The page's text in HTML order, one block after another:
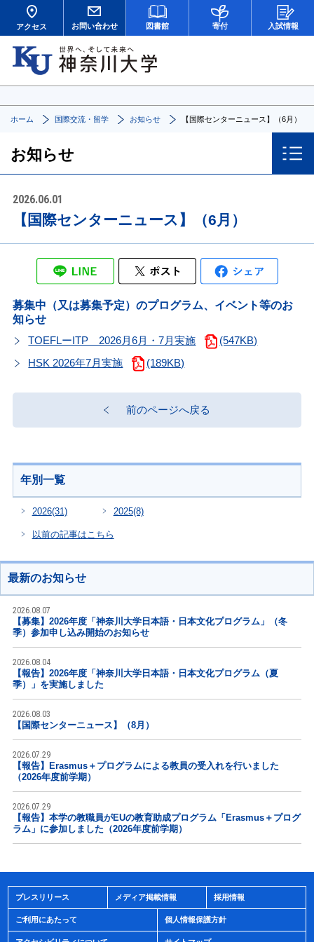
アクセス お問い合わせ 図書館 寄付 入試情報
ホーム 国際交流・留学 お知らせ 【国際センターニュース】（6月）
お知らせ
2026.06.01
【国際センターニュース】（6月）
募集中（又は募集予定）のプログラム、イベント等のお
知らせ
TOEFLーITP 2026月6月・7月実施
(547KB)
HSK 2026年7月実施
(189KB)
前のページへ戻る
年別一覧
2026(31) 2025(8)
以前の記事はこちら
最新のお知らせ
2026.08.07
【募集】2026年度「神奈川大学日本語・日本文化プログラム」（冬
季）参加申し込み開始のお知らせ
2026.08.04
【報告】2026年度「神奈川大学日本語・日本文化プログラム（夏
季）」を実施しました
2026.08.03
【国際センターニュース】（8月）
2026.07.29
【報告】Erasmus＋プログラムによる教員の受入れを行いました
（2026年度前学期）
2026.07.29
【報告】本学の教職員がEUの教育助成プログラム「Erasmus＋プログ
ラム」に参加しました（2026年度前学期）
プレスリリース メディア掲載情報 採用情報
ご利用にあたって 個人情報保護方針